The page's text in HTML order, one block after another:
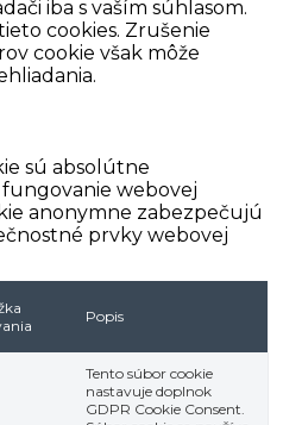
iba s vaším súhlasom.
cookies. Zrušenie
cookie však môže
sú absolútne
webovej
anonymne zabezpečujú
prvky webovej
Popis
Tento súbor cookie
nastavuje doplnok
GDPR Cookie Consent.